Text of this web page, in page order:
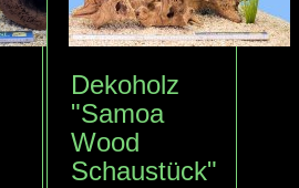
Dekoholz
"Samoa
Wood
Schaustück"